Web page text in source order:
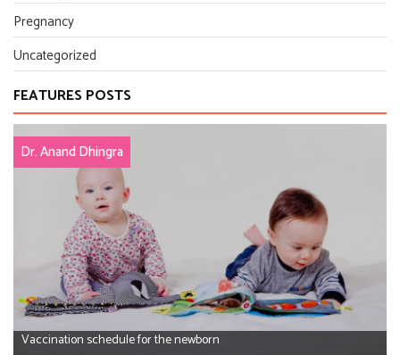
Pregnancy
Uncategorized
FEATURES POSTS
Dr. Anand Dhingra
Vaccination schedule for the newborn